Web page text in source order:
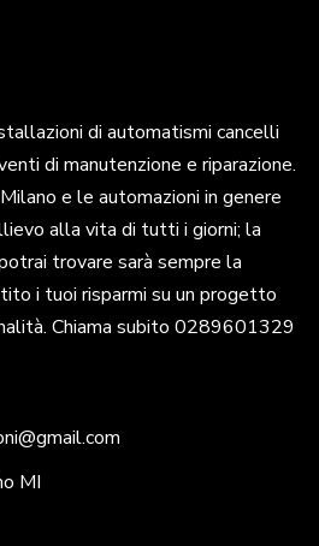
di automatismi cancelli
di manutenzione e riparazione.
e le automazioni in genere
alla vita di tutti i giorni; la
trovare sarà sempre la
i tuoi risparmi su un progetto
Chiama subito 0289601329
MI